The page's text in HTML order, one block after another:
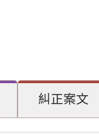
糾正案文